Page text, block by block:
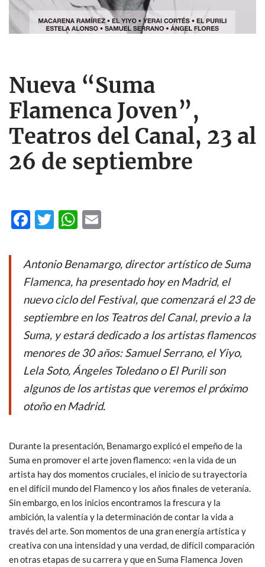
Nueva “Suma
Flamenca Joven”,
Teatros del Canal, 23 al
26 de septiembre
F
e
b
o
o
k
T
itt
er
W
at
s
A
p
p
ail
Antonio Benamargo, director artístico de Suma
Flamenca, ha presentado hoy en Madrid, el
nuevo ciclo del Festival, que comenzará el 23 de
septiembre en los Teatros del Canal, previo a la
Suma, y estará dedicado a los artistas flamencos
menores de 30 años: Samuel Serrano, el Yiyo,
Lela Soto, Ángeles Toledano o El Purili son
algunos de los artistas que veremos el próximo
otoño en Madrid.
Durante la presentación, Benamargo explicó el empeño de la
Suma en promover el arte joven flamenco: «en la vida de un
artista hay dos momentos cruciales, el inicio de su trayectoria
en el difícil mundo del Flamenco y los años finales de veteranía.
Sin embargo, en los inicios encontramos la frescura y la
ambición, la valentía y la determinación de contar la vida a
través del arte. Son momentos de una gran energía artística y
creativa con una intensidad y una verdad, de difícil comparación
en otras etapas de su carrera y que en Suma Flamenca Joven